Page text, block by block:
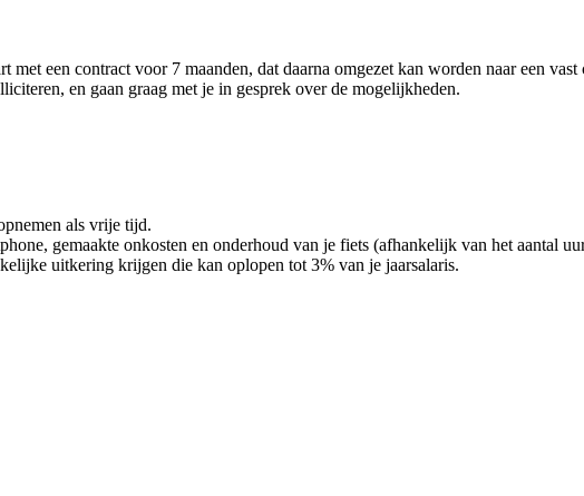
een contract voor 7 maanden, dat daarna omgezet kan worden naar een
en gaan graag met je in gesprek over de mogelijkheden.
als vrije tijd.
gemaakte onkosten en onderhoud van je fiets (afhankelijk van het aantal
uitkering krijgen die kan oplopen tot 3% van je jaarsalaris.